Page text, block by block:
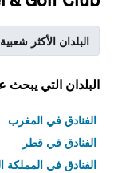
البلدان الأكثر شعبية
البلدان التي يبحث
الفنادق في المغرب
الفنادق في قطر
الفنادق في المملكة